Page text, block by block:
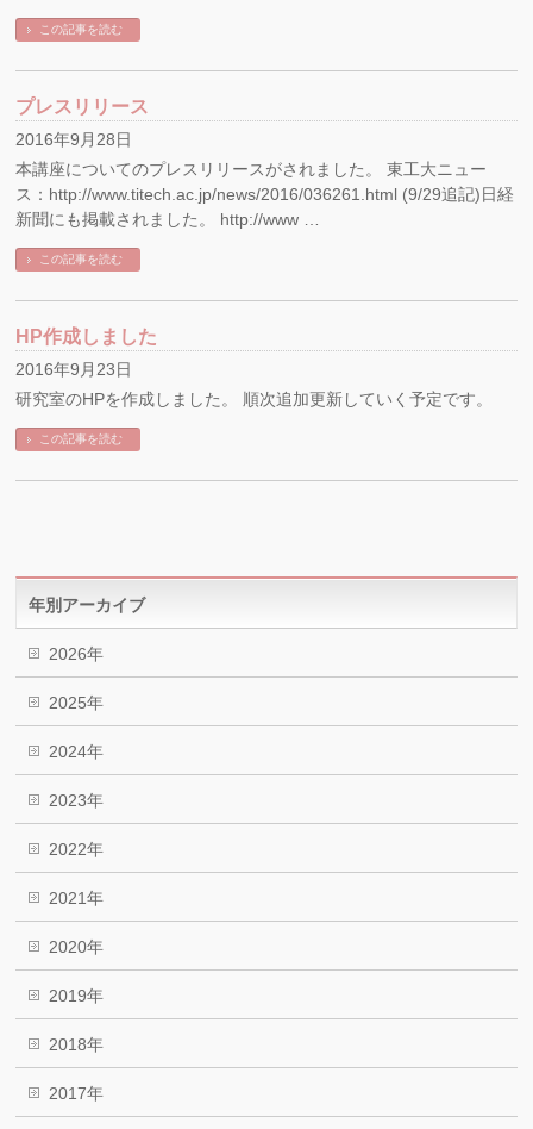
この記事を読む
プレスリリース
2016年9月28日
本講座についてのプレスリリースがされました。 東工大ニュー
ス：http://www.titech.ac.jp/news/2016/036261.html (9/29追記)日経
新聞にも掲載されました。 http://www …
この記事を読む
HP作成しました
2016年9月23日
研究室のHPを作成しました。 順次追加更新していく予定です。
この記事を読む
年別アーカイブ
2026年
2025年
2024年
2023年
2022年
2021年
2020年
2019年
2018年
2017年